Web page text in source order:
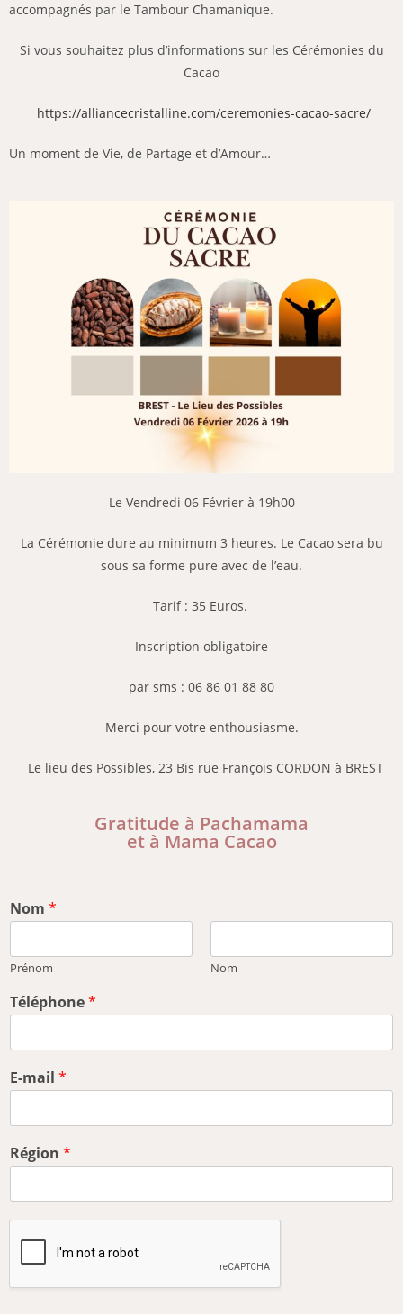
accompagnés par le Tambour Chamanique.
Si vous souhaitez plus d’informations sur les Cérémonies du
Cacao
https://alliancecristalline.com/ceremonies-cacao-sacre/
Un moment de Vie, de Partage et d’Amour…
Le Vendredi 06 Février à 19h00
La Cérémonie dure au minimum 3 heures. Le Cacao sera bu
sous sa forme pure avec de l’eau.
Tarif : 35 Euros.
Inscription obligatoire
par sms : 06 86 01 88 80
Merci pour votre enthousiasme.
Le lieu des Possibles, 23 Bis rue François CORDON à BREST
Gratitude à Pachamama
et à Mama Cacao
Nom *
Prénom Nom
Téléphone*
E-mail *
Région *